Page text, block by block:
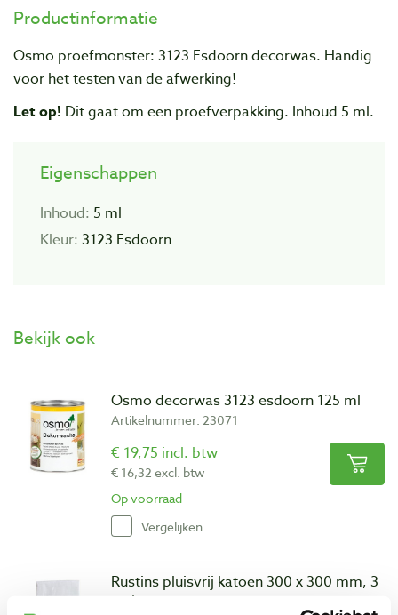
Productinformatie
Osmo proefmonster: 3123 Esdoorn decorwas. Handig
voor het testen van de afwerking!
Let op! Dit gaat om een proefverpakking. Inhoud 5 ml.
Eigenschappen
Inhoud: 5 ml
Kleur: 3123 Esdoorn
Bekijk ook
Osmo decorwas 3123 esdoorn 125 ml
Artikelnummer: 23071
€ 19,75 incl. btw
€ 16,32 excl. btw
Op voorraad
Vergelijken
Rustins pluisvrij katoen 300 x 300 mm, 3
stuks